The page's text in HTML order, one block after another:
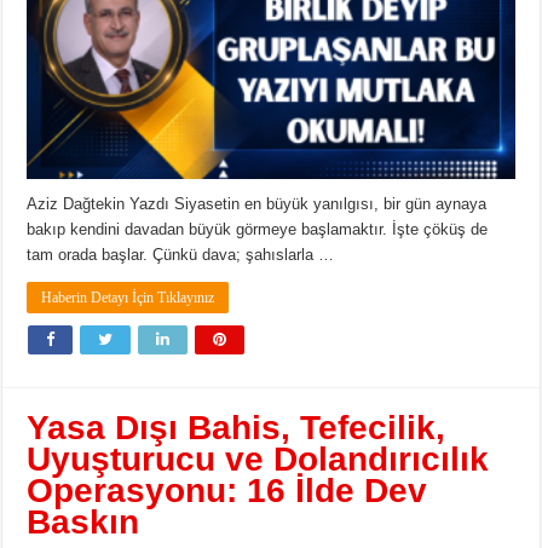
Aziz Dağtekin Yazdı Siyasetin en büyük yanılgısı, bir gün aynaya
bakıp kendini davadan büyük görmeye başlamaktır. İşte çöküş de
tam orada başlar. Çünkü dava; şahıslarla …
Haberin Detayı İçin Tıklayınız
Yasa Dışı Bahis, Tefecilik,
Uyuşturucu ve Dolandırıcılık
Operasyonu: 16 İlde Dev
Baskın